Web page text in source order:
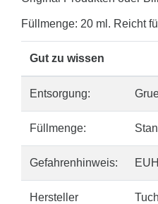
Füllmenge: 20 ml. Reicht
Gut zu wissen
Entsorgung:
Füllmenge:
Gefahrenhinweis:
Hersteller